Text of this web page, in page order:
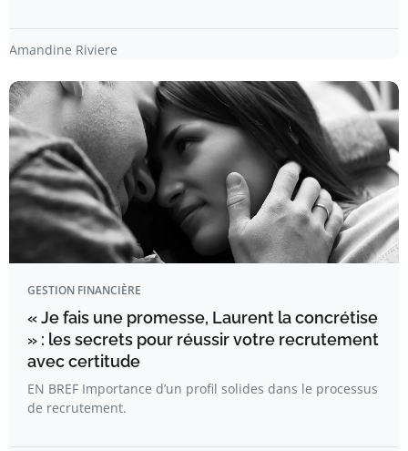
Amandine Riviere
GESTION FINANCIÈRE
« Je fais une promesse, Laurent la concrétise
» : les secrets pour réussir votre recrutement
avec certitude
EN BREF Importance d’un profil solides dans le processus
de recrutement.